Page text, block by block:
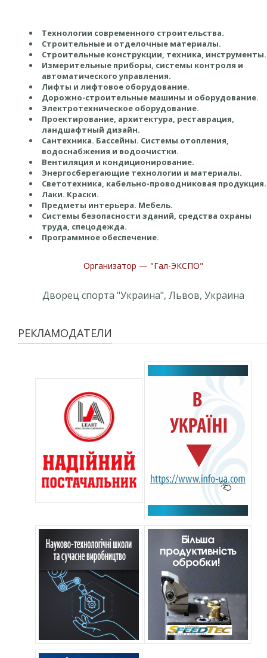
Технологии современного строительства.
Строительные и отделочные материалы.
Строительные конструкции, техника, инструменты.
Измерительные приборы, системы контроля и
автоматического управления.
Лифты и лифтовое оборудование.
Дорожно-строительные машины и оборудование.
Электротехническое оборудование.
Проектирование, архитектура, реставрация,
ландшафтный дизайн.
Сантехника. Бассейны. Системы отопления,
водоснабжения и водоочистки.
Вентиляция и кондиционирование.
Энергосберегающие технологии и материалы.
Светотехника, кабельно-проводниковая продукция.
Лаки. Краски.
Предметы интерьера. Мебель.
Системы безопасности зданий, средства охраны
труда, спецодежда.
Программное обеспечение.
Организатор — "Гал-ЭКСПО"
Дворец спорта "Украина", Львов, Украина
РЕКЛАМОДАТЕЛИ